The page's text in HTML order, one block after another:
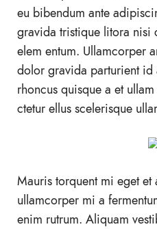
eu bibendum ante
gravida tristique litora nisi
elem entum. Ullamcorper
dolor gravida parturient
rhoncus quisque a et
ctetur ellus scelerisque
Mauris torquent mi eget et
ullamcorper mi a
enim rutrum. Aliquam